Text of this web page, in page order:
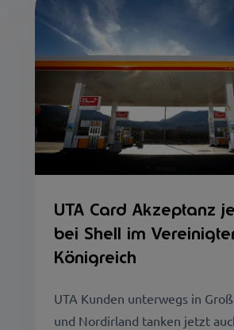
UTA Card Akzeptanz
bei Shell im
Königreich
UTA Kunden unterwegs in
und Nordirland tanken jetzt